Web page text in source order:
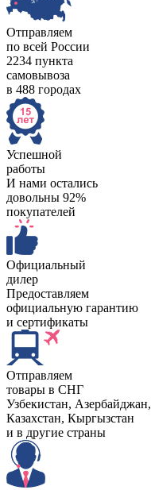
Отправляем
по всей России
2234 пункта
самовывоза
в 488 городах
Успешной
работы
И нами остались
довольны 92%
покупателей
Официальный
дилер
Предоставляем
официальную гарантию
и сертификаты
Отправляем
товары в СНГ
Узбекистан, Aзербайджан,
Казахстан, Кыргызстан
и в другие страны